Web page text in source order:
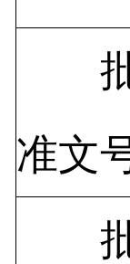
准文